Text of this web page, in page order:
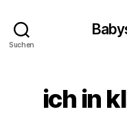
Suchen
ich in